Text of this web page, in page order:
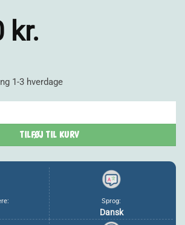
kr.
1-3 hverdage
TILFØJ TIL KURV
Sprog:
Dansk